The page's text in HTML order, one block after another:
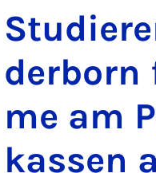
der­born
me am
kas­sen